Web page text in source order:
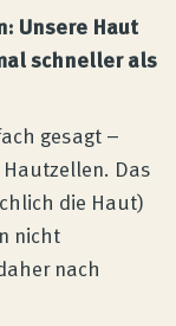
Unsere Haut
schneller als
gesagt –
Das
die Haut)
nicht
nach